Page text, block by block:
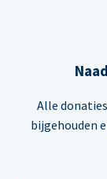
Alle
bijgehouden